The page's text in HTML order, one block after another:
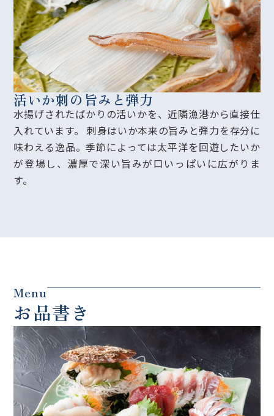
活いか刺の旨みと弾力
水揚げされたばかりの活いかを、近隣漁港から直接仕
入れています。 刺身はいか本来の旨みと弾力を存分に
味わえる逸品。季節によっては太平洋を回遊したいか
が登場し、濃厚で深い旨みが口いっぱいに広がりま
す。
Menu
お品書き